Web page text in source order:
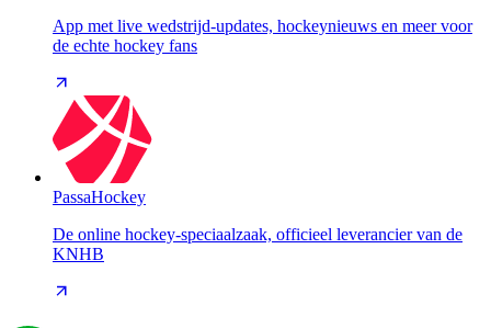
App met live wedstrijd-updates, hockeynieuws en meer voor
de echte hockey fans
PassaHockey
De online hockey-speciaalzaak, officieel leverancier van de
KNHB